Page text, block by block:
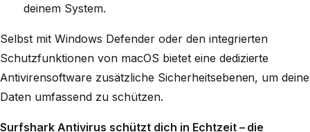
deinem System.
Selbst mit Windows Defender oder den integrierten
Schutzfunktionen von macOS bietet eine dedizierte
Antivirensoftware zusätzliche Sicherheitsebenen, um deine
Daten umfassend zu schützen.
Surfshark Antivirus schützt dich in Echtzeit – die